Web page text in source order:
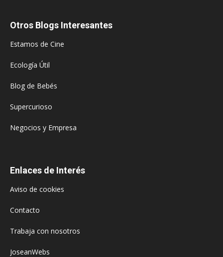
Otros Blogs Interesantes
Estamos de Cine
Ecología Útil
Blog de Bebés
Supercurioso
Negocios y Empresa
Enlaces de Interés
Aviso de cookies
Contacto
Trabaja con nosotros
JoseanWebs